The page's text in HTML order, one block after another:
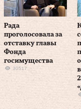
Рада
проголосовала за
отставку главы
Фонда
госимущества
30517